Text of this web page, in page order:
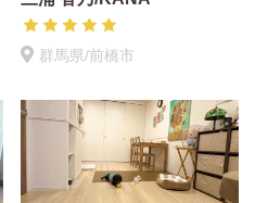
群馬県/前橋市